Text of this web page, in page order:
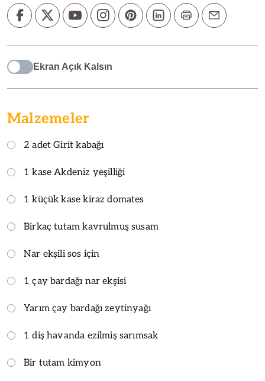
Ekran Açık Kalsın
Malzemeler
2 adet Girit kabağı
1 kase Akdeniz yeşilliği
1 küçük kase kiraz domates
Birkaç tutam kavrulmuş susam
Nar ekşili sos için
1 çay bardağı nar ekşisi
Yarım çay bardağı zeytinyağı
1 diş havanda ezilmiş sarımsak
Bir tutam kimyon